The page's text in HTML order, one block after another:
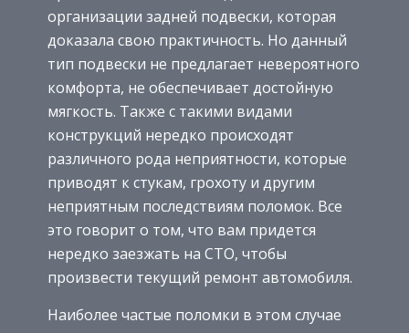
организации задней подвески, которая
доказала свою практичность. Но данный
тип подвески не предлагает невероятного
комфорта, не обеспечивает достойную
мягкость. Также с такими видами
конструкций нередко происходят
различного рода неприятности, которые
приводят к стукам, грохоту и другим
неприятным последствиям поломок. Все
это говорит о том, что вам придется
нередко заезжать на СТО, чтобы
произвести текущий ремонт автомобиля.
Наиболее частые поломки в этом случае